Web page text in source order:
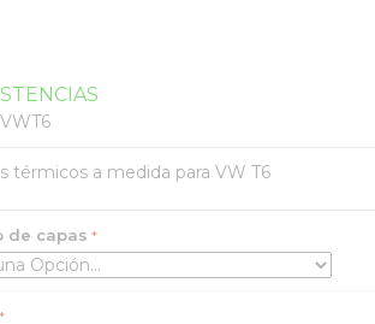
térmicos a medida para VW T6
de capas